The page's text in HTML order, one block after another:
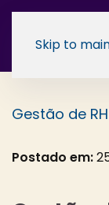
Skip to
Gestão de RH
Postado em: